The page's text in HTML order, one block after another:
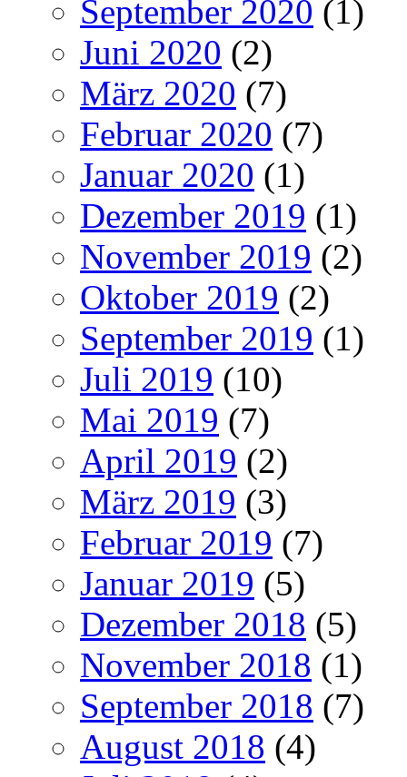
September 2020 (1)
Juni 2020 (2)
März 2020 (7)
Februar 2020 (7)
Januar 2020 (1)
Dezember 2019 (1)
November 2019 (2)
Oktober 2019 (2)
September 2019 (1)
Juli 2019 (10)
Mai 2019 (7)
April 2019 (2)
März 2019 (3)
Februar 2019 (7)
Januar 2019 (5)
Dezember 2018 (5)
November 2018 (1)
September 2018 (7)
August 2018 (4)